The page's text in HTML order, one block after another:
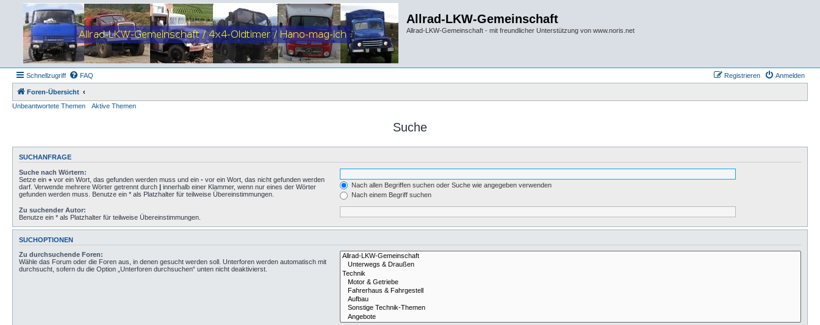
Allrad-LKW-Gemeinschaft
Allrad-LKW-Gemeinschaft - mit freundlicher Unterstützung von www.noris.net
Schnellzugriff FAQ Anmelden
Registrieren
Foren-Übersicht
Unbeantwortete Themen
Aktive Themen
Suche
SUCHANFRAGE
Suche nach Wörtern:
Setze ein + vor ein Wort, das gefunden werden muss und ein - vor ein Wort, das nicht gefunden werden
darf. Verwende mehrere Wörter getrennt durch | innerhalb einer Klammer, wenn nur eines der Wörter
gefunden werden muss. Benutze ein * als Platzhalter für teilweise Übereinstimmungen.
Nach allen Begriffen suchen oder Suche wie angegeben verwenden
Nach einem Begriff suchen
Zu suchender Autor:
Benutze ein * als Platzhalter für teilweise Übereinstimmungen.
SUCHOPTIONEN
Zu durchsuchende Foren:
Wähle das Forum oder die Foren aus, in denen gesucht werden soll. Unterforen werden automatisch mit
durchsucht, sofern du die Option „Unterforen durchsuchen“ unten nicht deaktivierst.